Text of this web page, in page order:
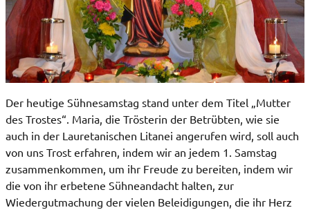
Der heutige Sühnesamstag stand unter dem Titel „Mutter
des Trostes“. Maria, die Trösterin der Betrübten, wie sie
auch in der Lauretanischen Litanei angerufen wird, soll auch
von uns Trost erfahren, indem wir an jedem 1. Samstag
zusammenkommen, um ihr Freude zu bereiten, indem wir
die von ihr erbetene Sühneandacht halten, zur
Wiedergutmachung der vielen Beleidigungen, die ihr Herz